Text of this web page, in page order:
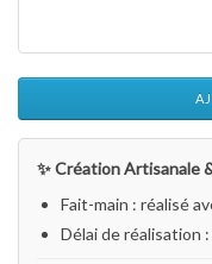
✨ Création Artisanale
Fait-main : réalisé
Délai de réalisation